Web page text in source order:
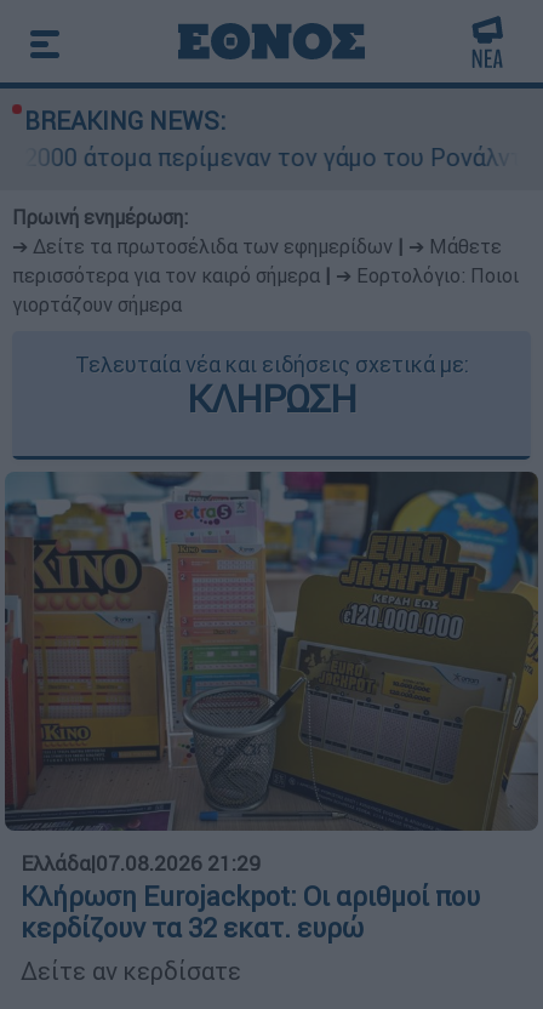
BREAKING NEWS:
τον γάμο του Ρονάλντο στη Μαδέρα
Πρωινή ενημέρωση:
➔ Δείτε τα πρωτοσέλιδα των εφημερίδων
➔ Μάθετε
περισσότερα για τον καιρό σήμερα
➔ Εορτολόγιο: Ποιοι
γιορτάζουν σήμερα
Τελευταία νέα και ειδήσεις σχετικά με:
ΚΛΗΡΩΣΗ
Ελλάδα|07.08.2026 21:29
Κλήρωση Eurojackpot: Οι αριθμοί που
κερδίζουν τα 32 εκατ. ευρώ
Δείτε αν κερδίσατε